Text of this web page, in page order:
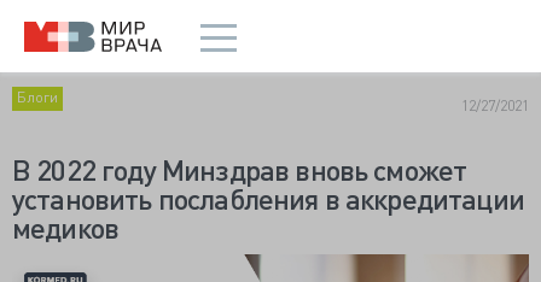
Блоги 12/27/2021
В 2022 году Минздрав вновь сможет
установить послабления в аккредитации
медиков